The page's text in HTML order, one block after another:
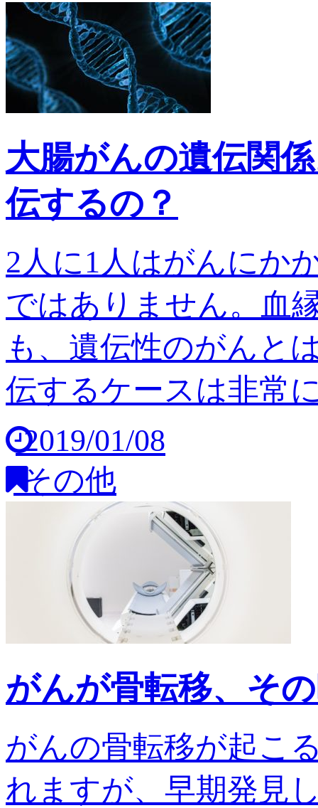
大腸がんの遺伝関
伝するの？
2人に1人はがんにか
ではありません。血
も、遺伝性のがんと
伝するケースは非常
2019/01/08
その他
がんが骨転移、そ
がんの骨転移が起こ
れますが、早期発見